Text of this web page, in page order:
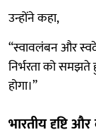
उन्होंने कहा,
“स्वावलंबन और
निर्भरता को समझते
होगा।”
भारतीय दृष्टि